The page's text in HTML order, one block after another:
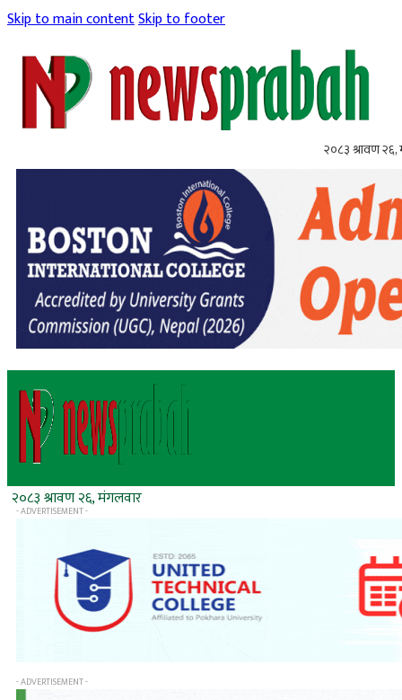
Skip to main contentSkip to footer
२०८३ श्रावण
२०८३ श्रावण २६, मंगलवार
- ADVERTISEMENT -
- ADVERTISEMENT -